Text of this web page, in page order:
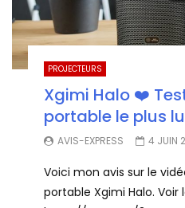
PROJECTEURS
Xgimi Halo ❤️
portable le plus
AVIS-EXPRESS 4 JUIN
Voici mon avis sur le
portable Xgimi Halo. Voir